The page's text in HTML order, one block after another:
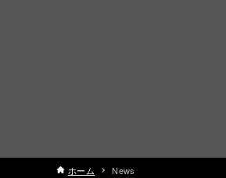
ホーム News